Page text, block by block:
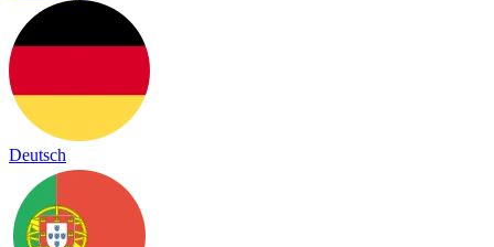
Deutsch